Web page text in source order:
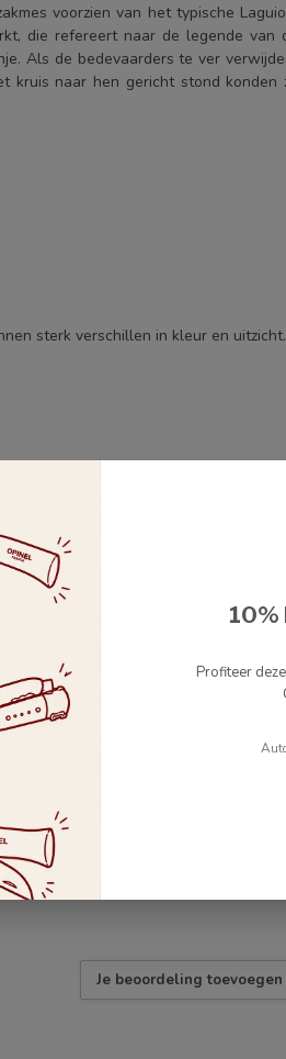
voorzien van het typische
die refereert naar de legende van
Als de bedevaarders te ver
kruis naar hen gericht stond konden
sterk verschillen in kleur en uitzicht.
Je beoordeling toevoegen
10%
Profiteer